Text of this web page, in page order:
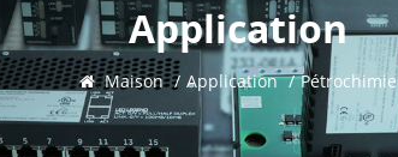
Application
Maison / Application / Pétrochimie